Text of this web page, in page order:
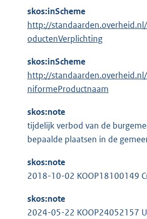
skos:inScheme
http://
oductenVerplichting
skos:inScheme
http://
niformeProductnaam
skos:note
tijdelijk verbod van de
bepaalde plaatsen in de
skos:note
2018-10-02 KOOP18100149
skos:note
2024-05-22 KOOP24052157